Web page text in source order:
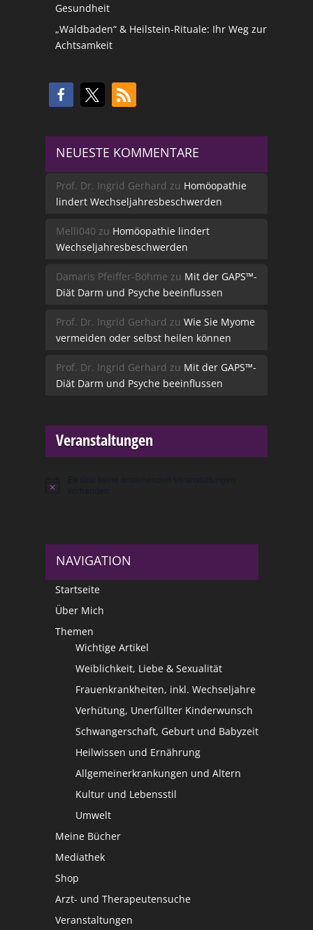
Gesundheit
„Waldbaden“ & Heilstein-Rituale: Ihr Weg zur
Achtsamkeit
NEUESTE KOMMENTARE
Prof. Dr. Ingrid Gerhard zu Homöopathie
lindert Wechseljahresbeschwerden
Melli040 zu Homöopathie lindert
Wechseljahresbeschwerden
Damaris Pfeiffer-Böhme zu Mit der GAPS™-
Diät Darm und Psyche beeinflussen
Prof. Dr. Ingrid Gerhard zu Wie Sie Myome
vermeiden oder selbst heilen können
Prof. Dr. Ingrid Gerhard zu Mit der GAPS™-
Diät Darm und Psyche beeinflussen
Veranstaltungen
Hinweis
NAVIGATION
Startseite
Über Mich
Themen
Wichtige Artikel
Weiblichkeit, Liebe & Sexualität
Frauenkrankheiten, inkl. Wechseljahre
Verhütung, Unerfüllter Kinderwunsch
Schwangerschaft, Geburt und Babyzeit
Heilwissen und Ernährung
Allgemeinerkrankungen und Altern
Kultur und Lebensstil
Umwelt
Meine Bücher
Mediathek
Shop
Arzt- und Therapeutensuche
Veranstaltungen